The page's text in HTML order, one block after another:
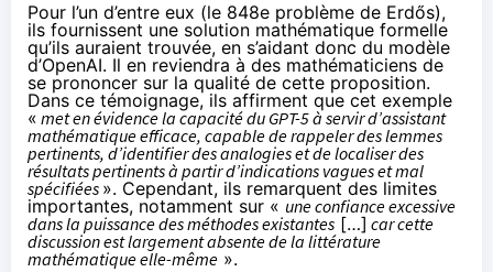
Pour l’un d’entre eux (le 848e problème de Erdős),
ils fournissent une solution mathématique formelle
qu’ils auraient trouvée, en s’aidant donc du modèle
d’OpenAI. Il en reviendra à des mathématiciens de
se prononcer sur la qualité de cette proposition.
Dans ce témoignage, ils affirment que cet exemple
« met en évidence la capacité du GPT-5 à servir d’assistant
mathématique efficace, capable de rappeler des lemmes
pertinents, d’identifier des analogies et de localiser des
résultats pertinents à partir d’indications vagues et mal
spécifiées ». Cependant, ils remarquent des limites
importantes, notamment sur « une confiance excessive
dans la puissance des méthodes existantes […] car cette
discussion est largement absente de la littérature
mathématique elle-même ».